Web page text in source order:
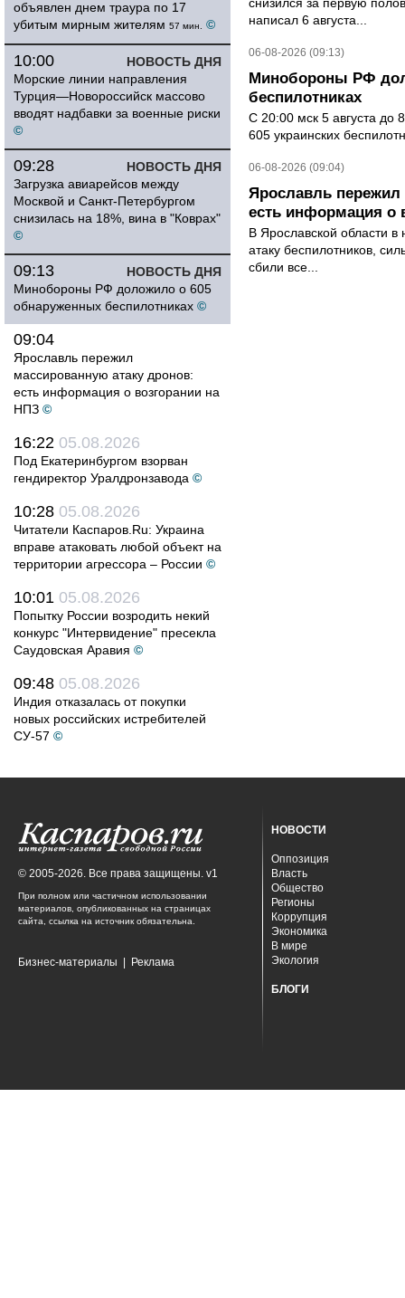
объявлен днем траура по 17
убитым мирным жителям 57 мин. ©
НОВОСТЬ ДНЯ
10:00
Морские линии направления
Турция—Новороссийск массово
вводят надбавки за военные риски
©
НОВОСТЬ ДНЯ
09:28
Загрузка авиарейсов между
Москвой и Санкт-Петербургом
снизилась на 18%, вина в "Коврах"
©
НОВОСТЬ ДНЯ
09:13
Минобороны РФ доложило о 605
обнаруженных беспилотниках ©
09:04
Ярославль пережил
массированную атаку дронов:
есть информация о возгорании на
НПЗ ©
16:22 05.08.2026
Под Екатеринбургом взорван
гендиректор Уралдронзавода ©
10:28 05.08.2026
Читатели Каспаров.Ru: Украина
вправе атаковать любой объект на
территории агрессора – России ©
10:01 05.08.2026
Попытку России возродить некий
конкурс "Интервидение" пресекла
Саудовская Аравия ©
09:48 05.08.2026
Индия отказалась от покупки
новых российских истребителей
СУ-57 ©
написал 6 августа...
06-08-2026 (09:13)
Минобороны РФ
беспилотниках
С 20:00 мск 5 августа до
605 украинских
06-08-2026 (09:04)
Ярославль пережил
есть информация о
В Ярославской области в
атаку беспилотников,
сбили все...
© 2005-2026. Все права защищены. v1
При полном или частичном использовании
материалов, опубликованных на страницах
сайта, ссылка на источник обязательна.
Бизнес-материалы Реклама
НОВОСТИ
Оппозиция
Власть
Общество
Регионы
Коррупция
Экономика
В мире
Экология
БЛОГИ